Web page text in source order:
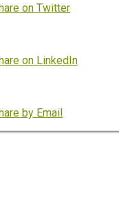
on Twitter
on LinkedIn
by Email